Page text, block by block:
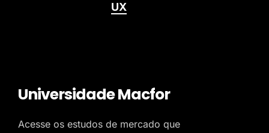
UX
Universidade Macfor
Acesse os estudos de mercado que